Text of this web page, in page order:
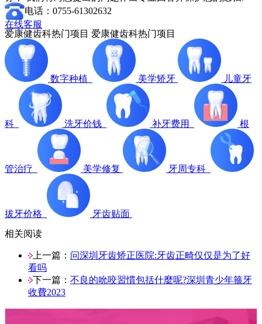
电话：0755-61302632
在线客服
爱康健齿科热门项目 爱康健齿科热门项目
数字种植 美学矫牙 儿童牙
科 洗牙价钱 补牙费用 根
管治疗 美学修复 牙周专科
拔牙价格
牙齿贴面
相关阅读
上一篇： 问深圳牙齿矫正医院:牙齿正畸仅仅是为了好
看吗
下一篇： 不良的吮咬習慣包括什麼呢?深圳青少年箍牙
收費2023